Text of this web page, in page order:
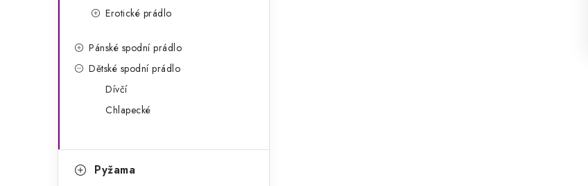
Erotické prádlo
Pánské spodní prádlo
Dětské spodní prádlo
Dívčí
Chlapecké
Pyžama